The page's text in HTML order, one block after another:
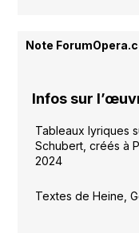
Note
Infos sur
Tableaux lyriques
Schubert, créés à
2024
Textes de Heine,